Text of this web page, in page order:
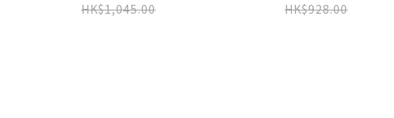
HK$1,045.00
HK$928.00